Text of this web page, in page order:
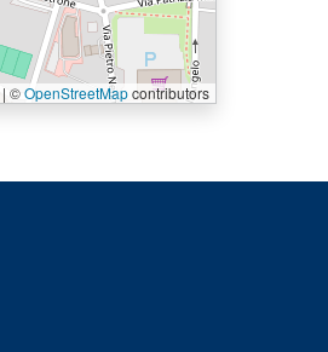
| ©OpenStreetMapcontributors